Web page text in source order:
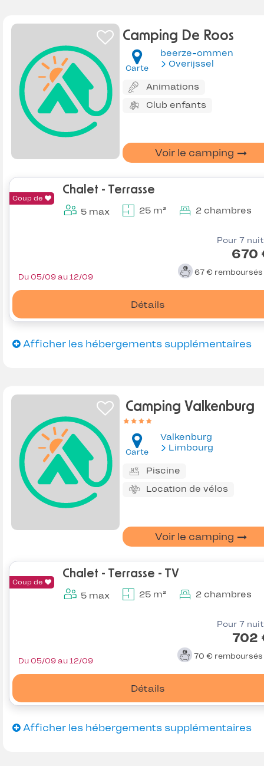
Camping De Roos
Carte
beerze-ommen
Overijssel
Animations
Club enfants
Voir le camping
Coup de
Chalet - Terrasse
5 max 25 m² 2 chambres
Pour 7
670
67 € remboursés
Détails
Du 05/09 au 12/09
Afficher les hébergements supplémentaires
Camping Valkenburg
Carte
Valkenburg
Limbourg
Piscine
Location de vélos
Voir le camping
Coup de
Chalet - Terrasse - TV
5 max 25 m² 2 chambres
Pour 7
702
70 € remboursés
Détails
Du 05/09 au 12/09
Afficher les hébergements supplémentaires